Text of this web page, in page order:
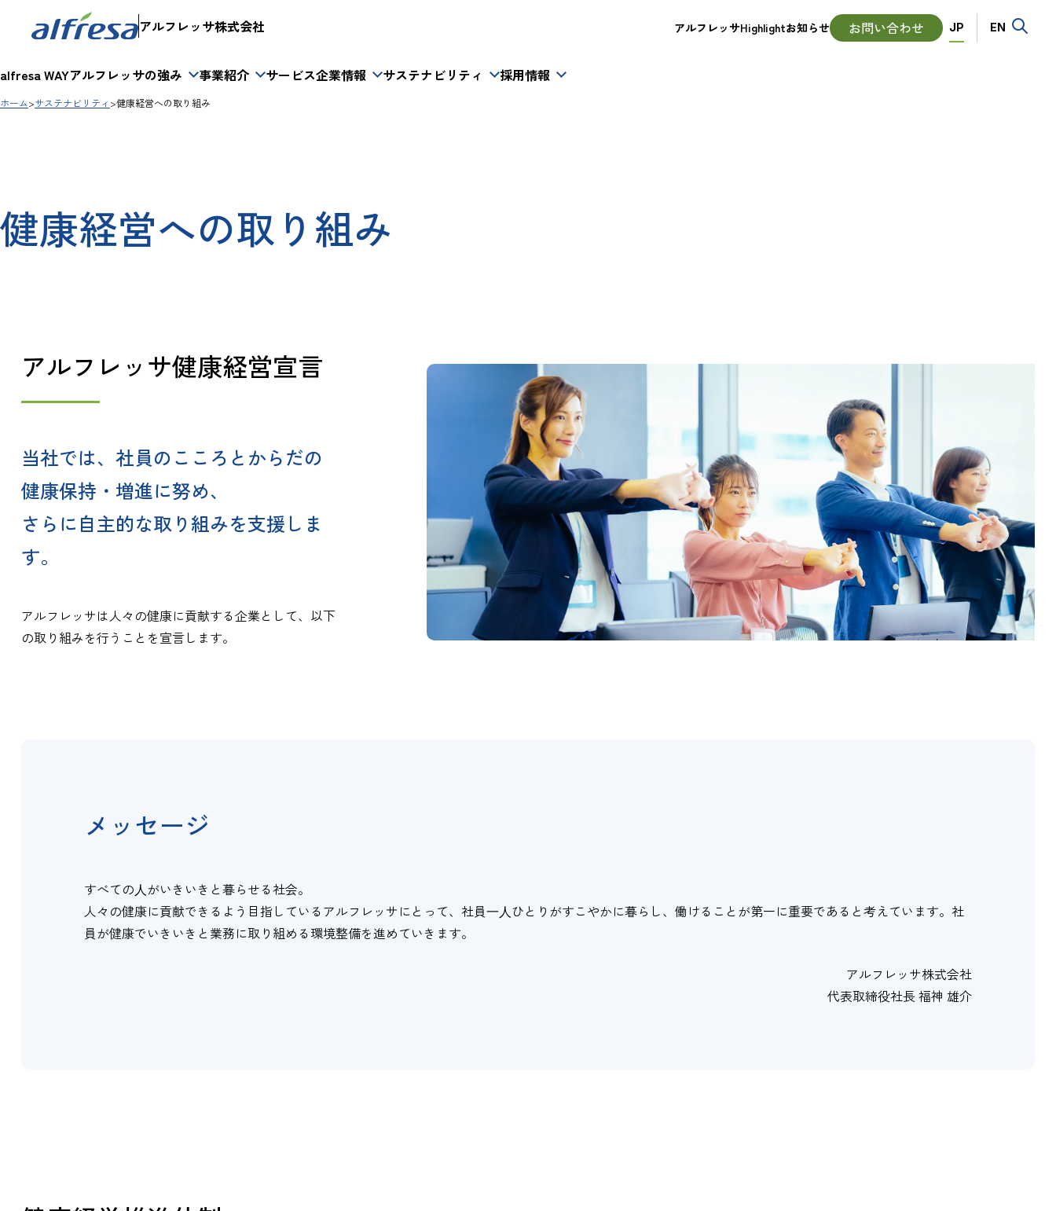
内容をスキップする
アルフレッサ株式会社
alfresa WAYアルフレッサの強み 事業紹介 サービス企業情報 サステナビリティ 採用情報
アルフレッサHighlightお知らせ お問い合わせ Language
JP EN
ホーム サステナビリティ 健康経営への取り組み
健康経営への取り組み
アルフレッサ健康経営宣言
当社では、社員のこころとからだの
健康保持・増進に努め、
さらに自主的な取り組みを支援しま
す。
アルフレッサは人々の健康に貢献する企業として、以下
の取り組みを行うことを宣言します。
メッセージ
すべての⼈がいきいきと暮らせる社会。
人々の健康に貢献できるよう目指しているアルフレッサにとって、社員⼀⼈ひとりがすこやかに暮らし、働けることが第一に重要であると考えています。社
員が健康でいきいきと業務に取り組める環境整備を進めていきます。
アルフレッサ株式会社
代表取締役社長 福神 雄介